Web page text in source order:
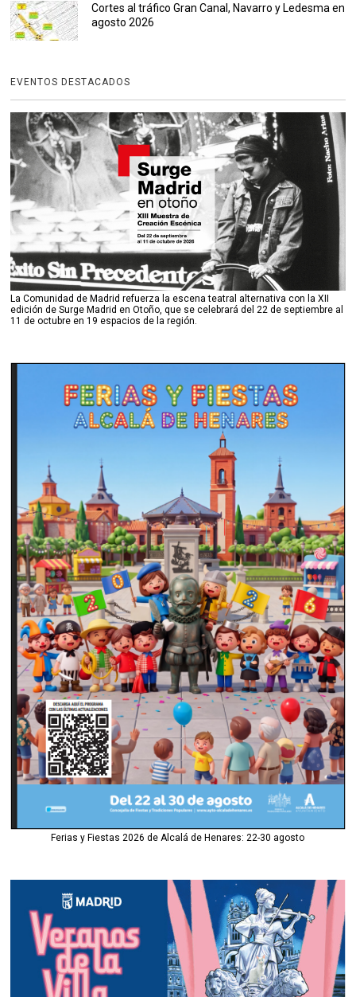
Cortes al tráfico Gran Canal, Navarro y Ledesma en
agosto 2026
EVENTOS DESTACADOS
La Comunidad de Madrid refuerza la escena teatral alternativa con la XII
edición de Surge Madrid en Otoño, que se celebrará del 22 de septiembre al
11 de octubre en 19 espacios de la región.
Ferias y Fiestas 2026 de Alcalá de Henares: 22-30 agosto